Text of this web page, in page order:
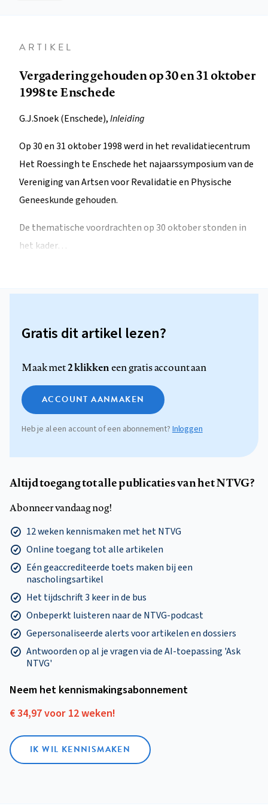
ARTIKEL
Vergadering gehouden op 30 en 31 oktober
1998 te Enschede
G.J.Snoek (Enschede),Inleiding
Op 30 en 31 oktober 1998 werd in het revalidatiecentrum
Het Roessingh te Enschede het najaarssymposium van de
Vereniging van Artsen voor Revalidatie en Physische
Geneeskunde gehouden.
De thematische voordrachten op 30 oktober stonden in
het kader…
Gratis dit artikel lezen?
Maak met2 klikkeneen gratis account aan
ACCOUNT AANMAKEN
Heb je al een account of een abonnement? Inloggen
Altijd toegang tot alle publicaties van het NTVG?
Abonneer vandaag nog!
12 weken kennismaken met het NTVG
Online toegang tot alle artikelen
Eén geaccrediteerde toets maken bij een
nascholingsartikel
Het tijdschrift 3 keer in de bus
Onbeperkt luisteren naar de NTVG-podcast
Gepersonaliseerde alerts voor artikelen en dossiers
Antwoorden op al je vragen via de AI-toepassing 'Ask
NTVG'
Neem het kennismakings­abonnement
€ 34,97 voor 12 weken!
IK WIL KENNISMAKEN